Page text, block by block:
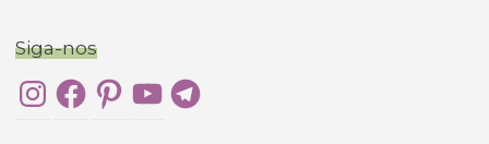
Siga-nos
InstagramFacebookPinterestYouTubeTelegram